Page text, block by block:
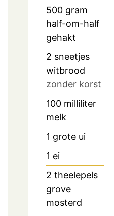
500 gram
half-om-half
gehakt
2 sneetjes
witbrood
zonder korst
100 milliliter
melk
1 grote ui
1 ei
2 theelepels
grove
mosterd